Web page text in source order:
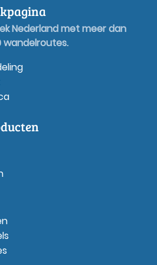
Nederland met meer dan
wandelroutes.